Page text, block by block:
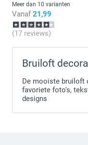
Meer dan 10 varianten
Vanaf 21,99
(17 reviews)
Bruiloft
De mooiste bruiloft
favoriete foto's,
designs